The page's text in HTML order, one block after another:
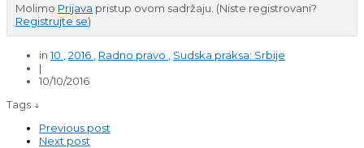
Molimo Prijava pristup ovom sadržaju. (Niste registrovani?
Registrujte se)
in10 2016 Radno pravo
Sudska praksa: Srbije
|
10/10/2016
Tags ↓
Previous post
Next post